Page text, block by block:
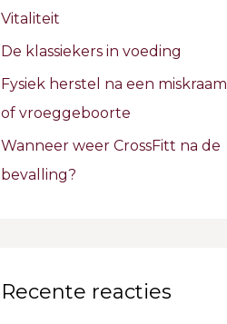
Vitaliteit
De klassiekers in voeding
Fysiek herstel na een miskraam
of vroeggeboorte
Wanneer weer CrossFitt na de
bevalling?
Recente reacties